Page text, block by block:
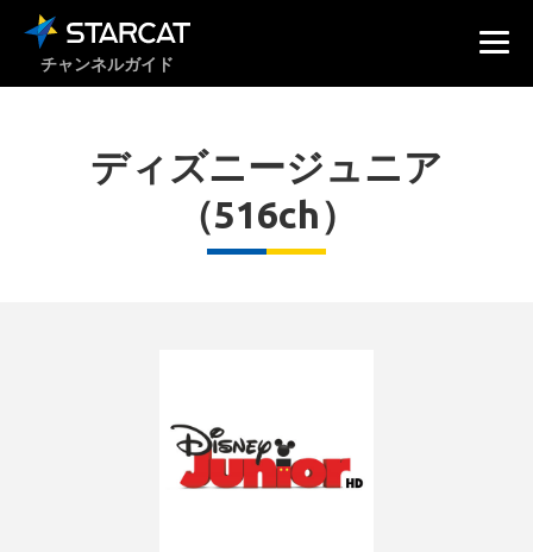
チャンネルガイド
ディズニージュニア
（516ch）